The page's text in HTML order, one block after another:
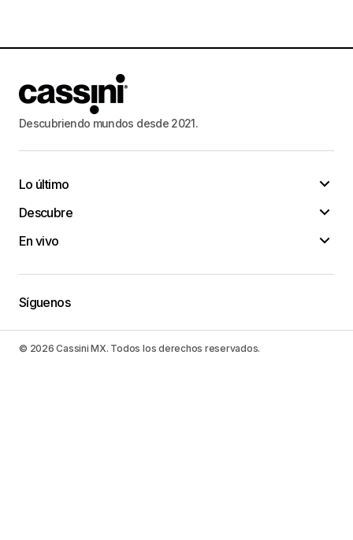
Descubriendo mundos desde 2021.
Lo último
Descubre
En vivo
Síguenos
© 2026 Cassini MX. Todos los derechos reservados.